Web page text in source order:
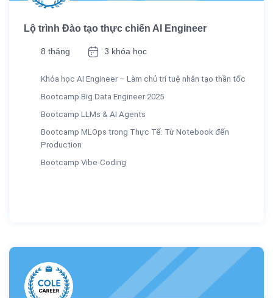
Lộ trình Đào tạo thực chiến AI Engineer
8 tháng 3 khóa học
Khóa học AI Engineer – Làm chủ trí tuệ nhân tạo thần tốc
Bootcamp Big Data Engineer 2025
Bootcamp LLMs & AI Agents
Bootcamp MLOps trong Thực Tế: Từ Notebook đến
Production
Bootcamp Vibe-Coding